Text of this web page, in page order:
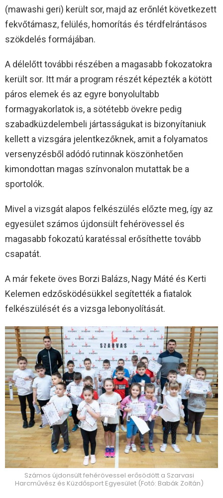
(mawashi geri) került sor, majd az erőnlét következett
fekvőtámasz, felülés, homorítás és térdfelrántásos
szökdelés formájában.
A délelőtt további részében a magasabb fokozatokra
került sor. Itt már a program részét képezték a kötött
páros elemek és az egyre bonyolultabb
formagyakorlatok is, a sötétebb övekre pedig
szabadküzdelembeli jártasságukat is bizonyítaniuk
kellett a vizsgára jelentkezőknek, amit a folyamatos
versenyzésből adódó rutinnak köszönhetően
kimondottan magas színvonalon mutattak be a
sportolók.
Mivel a vizsgát alapos felkészülés előzte meg, így az
egyesület számos újdonsült fehérövessel és
magasabb fokozatú karatéssal erősíthette tovább
csapatát.
A már fekete öves Borzi Balázs, Nagy Máté és Kerti
Kelemen edzősködésükkel segítették a fiatalok
felkészülését és a vizsga lebonyolítását.
Számos újdonsült fehérövessel erősödött a Szarvasi
Harcművész és Küzdősport Egyesület (Fotó: Babák Zoltán)